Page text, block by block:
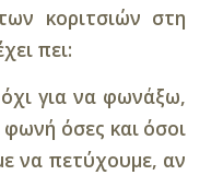
κοριτσιών στη
πει:
για να φωνάξω,
όσες και όσοι
να πετύχουμε, αν